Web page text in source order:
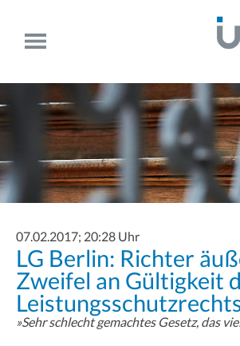
07.02.2017; 20:28 Uhr
LG Berlin: Richter
Zweifel an Gültigkeit
»Sehr schlecht gemachtes Gesetz, das